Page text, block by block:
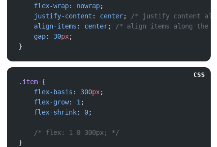
    flex-wrap
: nowrap
    justify-content
: center;
    align-items
: center;
    gap
: 30px
CSS
.item
    flex-basis
: 300px
    flex-grow
: 1
    flex-shrink
: 0